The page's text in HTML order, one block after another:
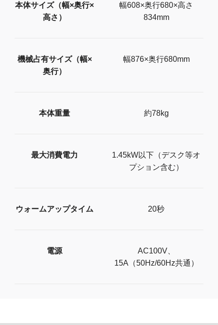
本体サイズ（幅×奥行×
高さ）
幅608×奥行680×高さ
834mm
機械占有サイズ（幅×
奥行）
幅876×奥行680mm
本体重量 約78kg
最大消費電力
1.45kW以下（デスク等オ
プション含む）
ウォームアップタイム 20秒
電源
AC100V、
15A（50Hz/60Hz共通）